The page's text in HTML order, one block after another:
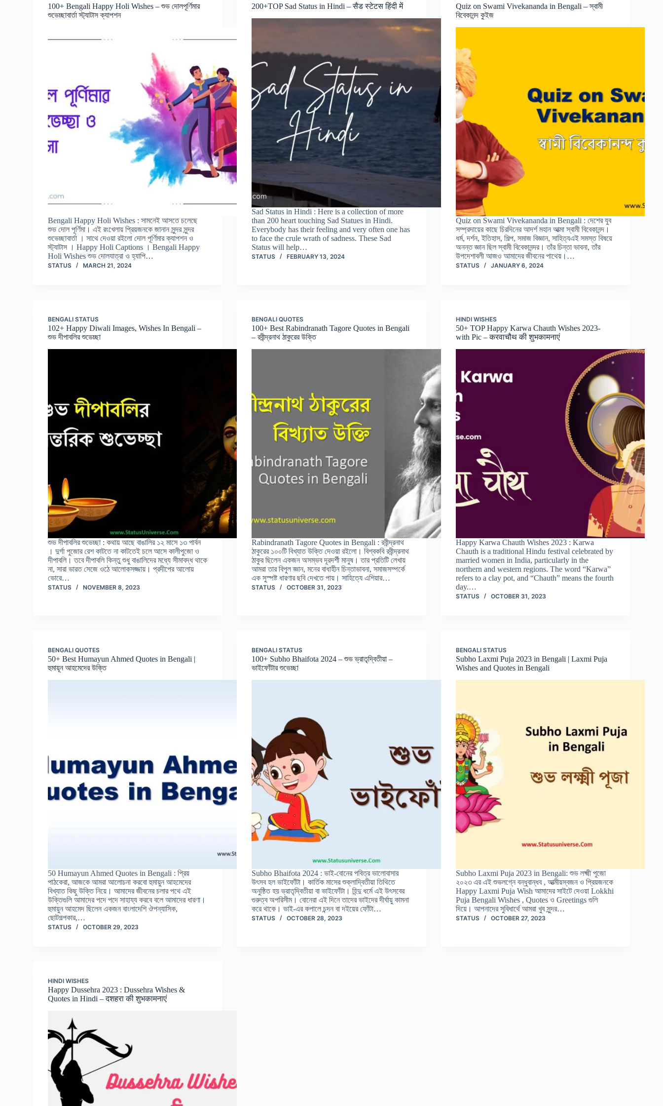
100+ Bengali Happy Holi Wishes – শুভ দোলপূর্ণিমার
শুভেচ্ছাবার্তা স্ট্যাটাস ক্যাপশন
Bengali Happy Holi Wishes : সামনেই আসতে চলেছে
শুভ দোল পূর্ণিমা। এই রংখেলায় প্রিয়জনকে জানান সুন্দর সুন্দর
শুভেচ্ছাবার্তা । সাথে দেওয়া রইলো দোল পূর্ণিমার ক্যাপশন ও
স্ট্যাটাস । Happy Holi Captions । Bengali Happy
Holi Wishes শুভ দোলযাত্রা ও হ্যাপি…
STATUS MARCH 21, 2024
200+TOP Sad Status in Hindi – सैड स्टेटस हिंदी में
Sad Status in Hindi : Here is a collection of more
than 200 heart touching Sad Statues in Hindi.
Everybody has their feeling and very often one has
to face the crule wrath of sadness. These Sad
Status will help…
STATUS FEBRUARY 13, 2024
Quiz on Swami Vivekananda in Bengali – স্বামী
বিবেকানন্দ কুইজ
Quiz on Swami Vivekananda in Bengali : দেশের যুব
সম্প্রদায়ের কাছে চিরদিনের আদর্শ মহান আত্মা স্বামী বিবেকানন্দ।
ধর্ম, দর্শন, ইতিহাস, শিল্প, সমাজ বিজ্ঞান, সাহিত্যএই সমস্ত বিষয়ে
অনন্ত জ্ঞান ছিল স্বামী বিবেকানন্দর। তাঁর চিন্তা ভাবনা, তাঁর
উপদেশাবলী আজও আমাদের জীবনের পাথেয়।…
STATUS JANUARY 6, 2024
BENGALI STATUS
102+ Happy Diwali Images, Wishes In Bengali –
শুভ দীপাবলির শুভেচ্ছা
শুভ দীপাবলির শুভেচ্ছা : কথায় আছে বাঙালির ১২ মাসে ১৩ পার্বন
। দুর্গা পুজোর রেশ কাটতে না কাটতেই চলে আসে কালীপুজো ও
দীপাবলি। তবে দীপাবলি কিন্তু শুধু বাঙালিদের মধ্যে সীমাবদ্ধ থাকে
না, সারা ভারত সেজে ওঠে আলোকসজ্জায়। প্রদীপের আলোয়
ভোরে…
STATUS NOVEMBER 8, 2023
BENGALI QUOTES
100+ Best Rabindranath Tagore Quotes in Bengali
– রবীন্দ্রনাথ ঠাকুরের উক্তি
Rabindranath Tagore Quotes in Bengali : রবীন্দ্রনাথ
ঠাকুরের ১০০টি বিখ্যাত উক্তি দেওয়া রইলো। বিশ্বকবি রবীন্দ্রনাথ
ঠাকুর ছিলেন একজন অসম্ভব দূরদর্শী মানুষ। তার প্রতিটি লেখায়
আমরা তার বিপুল জ্ঞান, মনের বাধাহীন চিন্তাভাবনা, সমাজসম্পর্কে
এক সুস্পষ্ট ধারণার ছবি দেখতে পায়। সাহিত্যে এশিয়ার…
STATUS OCTOBER 31, 2023
HINDI WISHES
50+ TOP Happy Karwa Chauth Wishes 2023-
with Pic – करवाचौथ की शुभकामनाएं
Happy Karwa Chauth Wishes 2023 : Karwa
Chauth is a traditional Hindu festival celebrated by
married women in India, particularly in the
northern and western regions. The word “Karwa”
refers to a clay pot, and “Chauth” means the fourth
day.…
STATUS OCTOBER 31, 2023
BENGALI QUOTES
50+ Best Humayun Ahmed Quotes in Bengali |
হুমায়ূন আহমেদের উক্তি
50 Humayun Ahmed Quotes in Bengali : প্রিয়
পাঠকেরা, আজকে আমরা আলোচনা করবো হুমায়ুন আহমেদের
বিখ্যাত কিছু উক্তি নিয়ে। আমাদের জীবনের চলার পথে এই
উক্তিগুলি আমাদের পদে পদে সাহায্য করবে বলে আমাদের ধারণা।
হুমায়ুন আহমেদ ছিলেন একজন বাংলাদেশি ঔপন্যাসিক,
ছোটগল্পকার,…
STATUS OCTOBER 29, 2023
BENGALI STATUS
100+ Subho Bhaifota 2024 – শুভ ভ্রাতৃদ্বিতীয়া –
ভাইফোঁটার শুভেচ্ছা
Subho Bhaifota 2024 : ভাই-বোনের পবিত্র ভালোবাসার
উৎসব হল ভাইফোঁটা। কার্তিক মাসের শুক্লাদ্বিতীয়া তিথিতে
অনুষ্ঠিত হয় ভ্রাতৃদ্বিতীয়া বা ভাইফোঁটা। হিন্দু ধর্মে এই উৎসবের
গুরুত্ব অপরিসীম। বোনেরা এই দিনে তাদের ভাইদের দীর্ঘায়ু কামনা
করে থাকে। ভাই-এর কপালে চন্দন বা দইয়ের ফোঁটা…
STATUS OCTOBER 28, 2023
BENGALI STATUS
Subho Laxmi Puja 2023 in Bengali | Laxmi Puja
Wishes and Quotes in Bengali
Subho Laxmi Puja 2023 in Bengali: শুভ লক্ষ্মী পুজো
২০২৩ এর এই শুভলগ্নে বন্ধুবান্ধব , আত্মীয়স্বজন ও প্রিয়জনকে
Happy Laxmi Puja Wish আমাদের সাইটে দেওয়া Lokkhi
Puja Bengali Wishes , Quotes ও Greetings গুলি
দিয়ে। আপনাদের সুবিধার্থে আমরা খুব সুন্দর…
STATUS OCTOBER 27, 2023
HINDI WISHES
Happy Dussehra 2023 : Dussehra Wishes &
Quotes in Hindi – दशहरा की शुभकामनाएं